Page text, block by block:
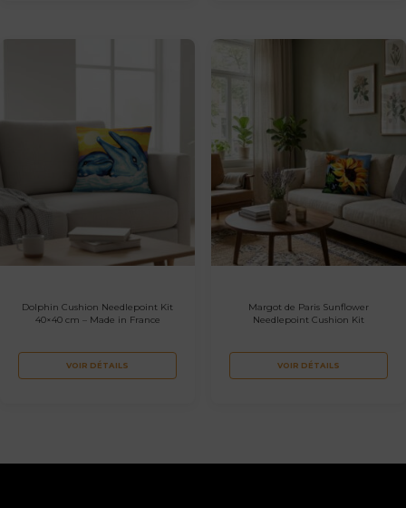
Dolphin Cushion Needlepoint Kit
40×40 cm – Made in France
VOIR DÉTAILS
Margot de Paris Sunflower
Needlepoint Cushion Kit
VOIR DÉTAILS